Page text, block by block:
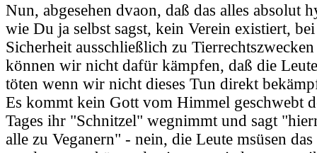
Nun, abgesehen dvaon, daß das alles absolut
wie Du ja selbst sagst, kein Verein existiert,
Sicherheit ausschließlich zu
können wir nicht dafür kämpfen, daß die
töten wenn wir nicht dieses Tun direkt
Es kommt kein Gott vom Himmel geschwebt
Tages ihr "Schnitzel" wegnimmt und sagt
alle zu Veganern" - nein, die Leute msüsen